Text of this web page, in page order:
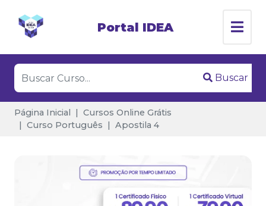
Portal IDEA
Buscar
Página Inicial
Cursos Online Grátis
Curso Português
Apostila 4